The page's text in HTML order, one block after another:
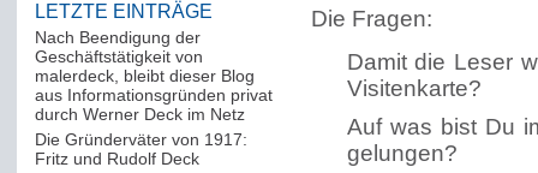
LETZTE EINTRÄGE
Nach Beendigung der
Geschäftstätigkeit von
malerdeck, bleibt dieser Blog
aus Informationsgründen privat
durch Werner Deck im Netz
Die Gründerväter von 1917:
Fritz und Rudolf Deck
Die Fragen:
Damit die Leser
Visitenkarte?
Auf was bist Du
gelungen?